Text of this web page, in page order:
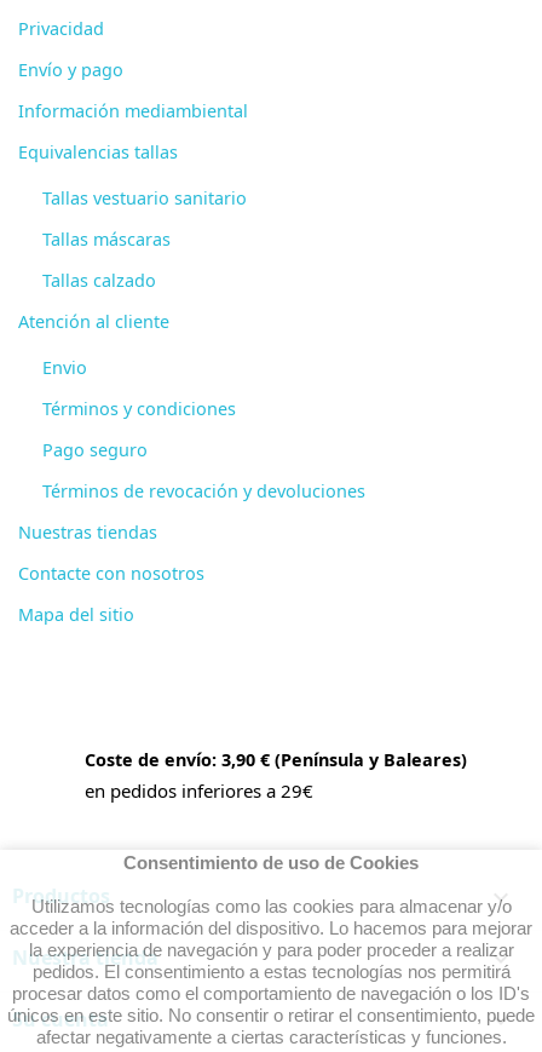
Privacidad
Envío y pago
Información mediambiental
Equivalencias tallas
Tallas vestuario sanitario
Tallas máscaras
Tallas calzado
Atención al cliente
Envio
Términos y condiciones
Pago seguro
Términos de revocación y devoluciones
Nuestras tiendas
Contacte con nosotros
Mapa del sitio
Coste de envío: 3,90 € (Península y Baleares)
en pedidos inferiores a 29€
Productos 
Nuestra tienda 
Su cuenta 
Consentimiento de uso de Cookies
Utilizamos tecnologías como las cookies para almacenar y/o
acceder a la información del dispositivo. Lo hacemos para mejorar
la experiencia de navegación y para poder proceder a realizar
pedidos. El consentimiento a estas tecnologías nos permitirá
procesar datos como el comportamiento de navegación o los ID's
únicos en este sitio. No consentir o retirar el consentimiento, puede
afectar negativamente a ciertas características y funciones.